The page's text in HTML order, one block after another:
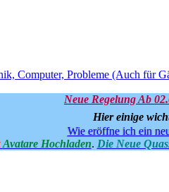
Computer, Probleme (Auch für
Neue Regelung Ab
Hier einige
Wie eröffne ich ein
Avatare Hochladen. Die Neue